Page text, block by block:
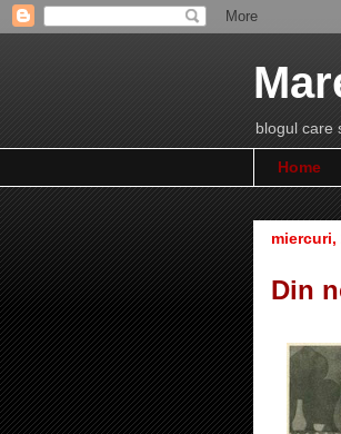
blogul care
Home
miercuri,
Din